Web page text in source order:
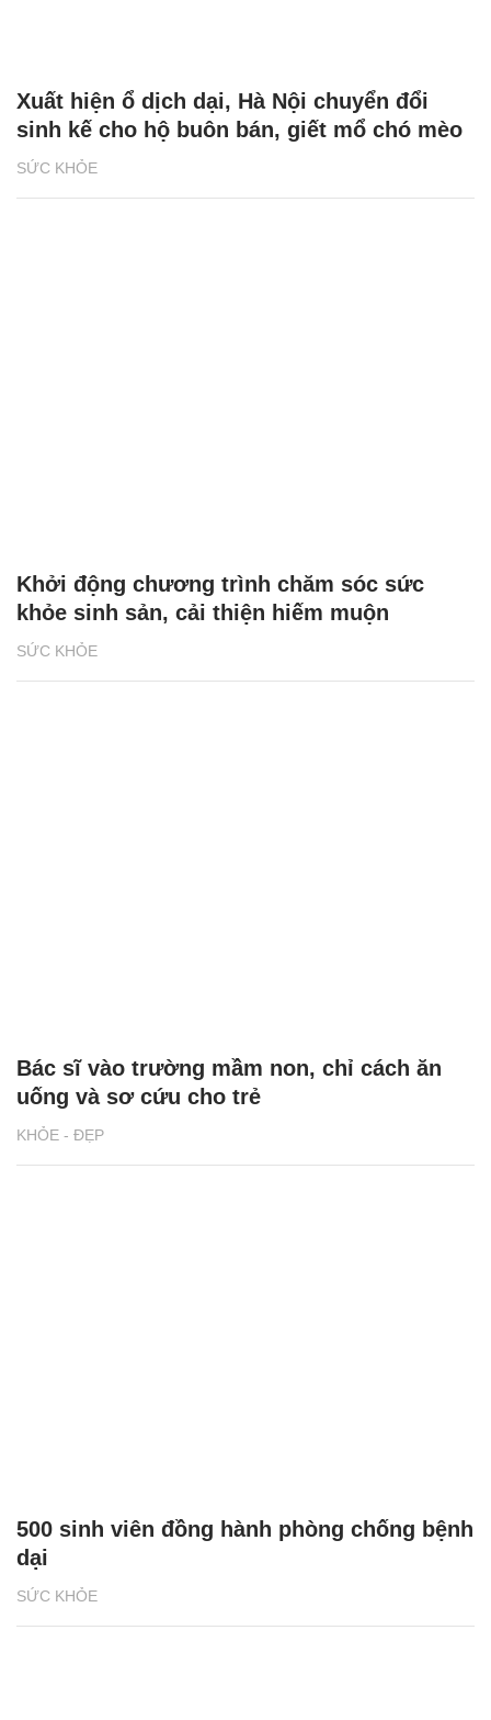
SỨC KHỎE
Xuất hiện ổ dịch dại, Hà Nội chuyển đổi
sinh kế cho hộ buôn bán, giết mổ chó mèo
SỨC KHỎE
Khởi động chương trình chăm sóc sức
khỏe sinh sản, cải thiện hiếm muộn
KHỎE - ĐẸP
Bác sĩ vào trường mầm non, chỉ cách ăn
uống và sơ cứu cho trẻ
SỨC KHỎE
500 sinh viên đồng hành phòng chống bệnh
dại